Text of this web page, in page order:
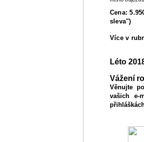
Cena:
sleva")
Více v
Léto
Vážení
Věnujte
vašich e-